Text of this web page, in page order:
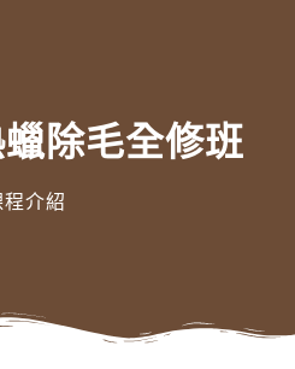
除毛全修班
程介紹